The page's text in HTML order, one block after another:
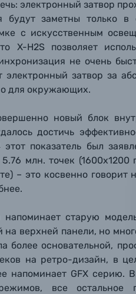
Имя
Тема
Имя
Тема
печати
и видеокамер
Заказ
Вами с
Имя*
Номер
электронный затвор
будут заметны только
с искусственным
X-H2S позволяет
не очень
электронный затвор за
для окружающих.
новый блок
достичь
этот показатель был
млн. точек
– это косвенно говорит
старую
на верхней панели, но
более основательной,
на ретро-дизайн, в
напоминает GFX серию.
все остальное
Имя
Тема